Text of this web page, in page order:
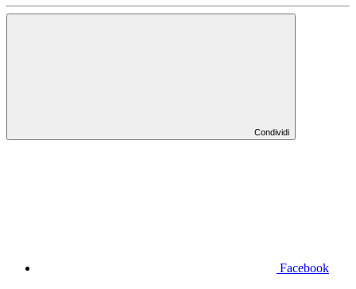
Condividi
Facebook